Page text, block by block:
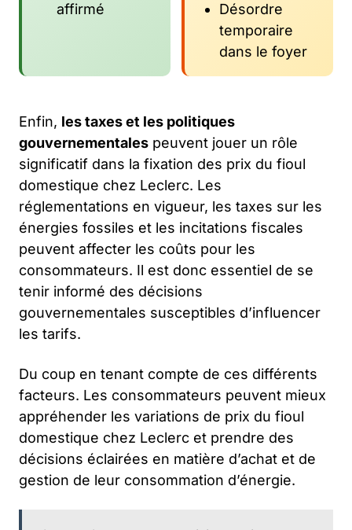
affirmé
Désordre
temporaire
dans le foyer
Enfin, les taxes et les politiques
gouvernementales peuvent jouer un rôle
significatif dans la fixation des prix du fioul
domestique chez Leclerc. Les
réglementations en vigueur, les taxes sur les
énergies fossiles et les incitations fiscales
peuvent affecter les coûts pour les
consommateurs. Il est donc essentiel de se
tenir informé des décisions
gouvernementales susceptibles d’influencer
les tarifs.
Du coup en tenant compte de ces différents
facteurs. Les consommateurs peuvent mieux
appréhender les variations de prix du fioul
domestique chez Leclerc et prendre des
décisions éclairées en matière d’achat et de
gestion de leur consommation d’énergie.